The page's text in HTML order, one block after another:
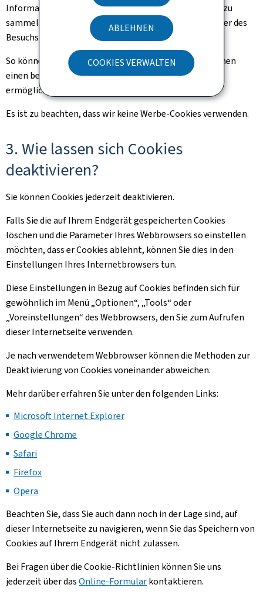
ABLEHNEN
COOKIES VERWALTEN
Informationen zur Verwendung unserer Internetseite zu
sammeln (z. B. am häufigsten aufgerufene Seiten, Dauer des
Besuchs usw.).
So können wir unsere Internetseite verbessern, um Ihnen
einen besseren Zugang zu ihren Informationen zu
ermöglichen.
Es ist zu beachten, dass wir keine Werbe-Cookies verwenden.
3. Wie lassen sich Cookies
deaktivieren?
Sie können Cookies jederzeit deaktivieren.
Falls Sie die auf Ihrem Endgerät gespeicherten Cookies
löschen und die Parameter Ihres Webbrowsers so einstellen
möchten, dass er Cookies ablehnt, können Sie dies in den
Einstellungen Ihres Internetbrowsers tun.
Diese Einstellungen in Bezug auf Cookies befinden sich für
gewöhnlich im Menü „Optionen“, „Tools“ oder
„Voreinstellungen“ des Webbrowsers, den Sie zum Aufrufen
dieser Internetseite verwenden.
Je nach verwendetem Webbrowser können die Methoden zur
Deaktivierung von Cookies voneinander abweichen.
Mehr darüber erfahren Sie unter den folgenden Links:
Microsoft Internet Explorer
Google Chrome
Safari
Firefox
Opera
Beachten Sie, dass Sie auch dann noch in der Lage sind, auf
dieser Internetseite zu navigieren, wenn Sie das Speichern von
Cookies auf Ihrem Endgerät nicht zulassen.
Bei Fragen über die Cookie-Richtlinien können Sie uns
jederzeit über dasOnline-Formularkontaktieren.